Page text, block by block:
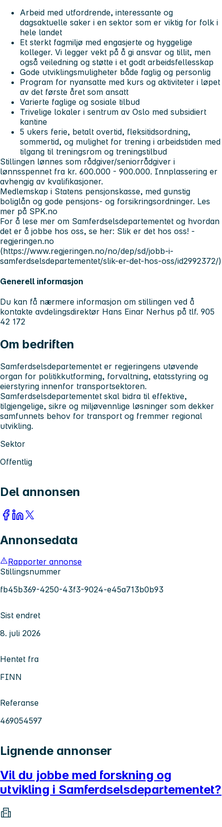
Arbeid med utfordrende, interessante og
dagsaktuelle saker i en sektor som er viktig for folk i
hele landet
Et sterkt fagmiljø med engasjerte og hyggelige
kolleger. Vi legger vekt på å gi ansvar og tillit, men
også veiledning og støtte i et godt arbeidsfellesskap
Gode utviklingsmuligheter både faglig og personlig
Program for nyansatte med kurs og aktiviteter i løpet
av det første året som ansatt
Varierte faglige og sosiale tilbud
Trivelige lokaler i sentrum av Oslo med subsidiert
kantine
5 ukers ferie, betalt overtid, fleksitidsordning,
sommertid, og mulighet for trening i arbeidstiden med
tilgang til treningsrom og treningstilbud
Stillingen lønnes som rådgiver/seniorrådgiver i
lønnsspennet fra kr. 600.000 - 900.000. Innplassering er
avhengig av kvalifikasjoner.
Medlemskap i Statens pensjonskasse, med gunstig
boliglån og gode pensjons- og forsikringsordninger. Les
mer på SPK.no
For å lese mer om Samferdselsdepartementet og hvordan
det er å jobbe hos oss, se her: Slik er det hos oss! -
regjeringen.no
(https://www.regjeringen.no/no/dep/sd/jobb-i-
samferdselsdepartementet/slik-er-det-hos-oss/id2992372/)
Generell informasjon
Du kan få nærmere informasjon om stillingen ved å
kontakte avdelingsdirektør Hans Einar Nerhus på tlf. 905
42 172
Om bedriften
Samferdselsdepartementet er regjeringens utøvende
organ for politikkutforming, forvaltning, etatsstyring og
eierstyring innenfor transportsektoren.
Samferdselsdepartementet skal bidra til effektive,
tilgjengelige, sikre og miljøvennlige løsninger som dekker
samfunnets behov for transport og fremmer regional
utvikling.
Sektor
Offentlig
Del annonsen
Annonsedata
Rapporter annonse
Stillingsnummer
fb45b369-4250-43f3-9024-e45a713b0b93
Sist endret
8. juli 2026
Hentet fra
FINN
Referanse
469054597
Lignende annonser
Vil du jobbe med forskning og
utvikling i Samferdselsdepartementet?